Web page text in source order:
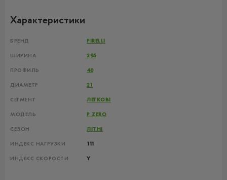
Характеристики
БРЕНД PIRELLI
ШИРИНА 295
ПРОФИЛЬ 40
ДИАМЕТР 21
СЕГМЕНТ ЛЕГКОВІ
МОДЕЛЬ P ZERO
СЕЗОН ЛІТНІ
ИНДЕКС НАГРУЗКИ 111
ИНДЕКС СКОРОСТИ Y